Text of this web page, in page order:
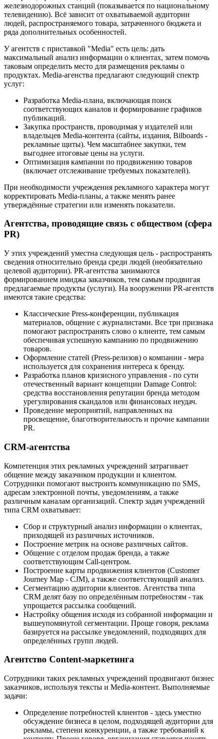
железнодорожных станций (показывается по национальному
телевидению). Всё зависит от охватываемой аудитории
людей, распространяемого товара, затраченного бюджета и
ряда дополнительных особенностей.
У агентств с приставкой "Media" есть цель: дать
максимальный анализ информации о клиентах, затем помочь
таковым определить место для размещения рекламы о
продуктах. Media-агенства предлагают следующий спектр
услуг:
Разработка Media-плана, включающая поиск
соответствующих каналов и формирование графиков
публикаций.
Закупка пространств, проводимая у издателей или
владельцев Media-контента (сайты, издания, Bilboards -
рекламные щиты). Чем масштабнее закупки, тем
выгоднее итоговые цены на услуги.
Оптимизация кампании по продвижению товаров
(включает отслеживание требуемых показателей).
При необходимости учреждения рекламного характера могут
корректировать Media-планы, а также менять ранее
утверждённые стратегии или изменять показатели.
Агентства, проводящие связь с обществом (сфера
PR)
У этих учреждений уместна следующая цель - распространять
сведения относительно бренда среди людей (необязательно
целевой аудитории). PR-агентства занимаются
формированием имиджа заказчиков, тем самым продвигая
предлагаемые продукты (услуги). На вооружении PR-агентств
имеются такие средства:
Классические Press-конференции, публикация
материалов, общение с журналистами. Все три признака
помогают распространять слово о клиенте, тем самым
обеспечивая успешную кампанию по продвижению
товаров.
Оформление статей (Press-релизов) о компании - мера
используется для сохранения интереса к бренду.
Разработка планов кризисного управления - по сути
отечественный вариант концепции Damage Control:
средства восстановления репутации бренда методом
урегулирования скандалов или финансовых неудач.
Проведение мероприятий, направленных на
просвещение, благотворительность и прочие кампании
PR.
CRM-агентства
Компетенция этих рекламных учреждений затрагивает
общение между заказчиком продукции и клиентом.
Сотрудники помогают выстроить коммуникацию по SMS,
адресам электронной почты, уведомлениям, а также
различным каналам организаций. Спектр задач учреждений
типа CRM охватывает:
Сбор и структурный анализ информации о клиентах,
приходящей из различных источников.
Построение метрик на основе различных сайтов.
Общение с отделом продаж бренда, а также
соответствующим Call-центром.
Построение карты продвижения клиентов (Customer
Journey Map - CJM), а также соответствующий анализ.
Сегментацию аудитории клиентов. Агентства типа
CRM делят базу по определённым потребностям - так
упрощается рассылка сообщений.
Настройку общения исходя из собранной информации и
вышеупомянутой сегментации. Проще говоря, реклама
базируется на рассылке уведомлений, подходящих для
определённых групп людей.
Агентство Content-маркетинга
Сотрудники таких рекламных учреждений продвигают бизнес
заказчиков, используя тексты и Media-контент. Выполняемые
задачи:
Определение потребностей клиентов - здесь уместно
обсуждение бизнеса в целом, подходящей аудитории для
рекламы, степени конкуренции, а также требований к